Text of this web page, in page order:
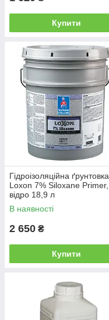
Купити
Гідроізоляційна ґрунтовка
Loxon 7% Siloxane Primer,
відро 18,9 л
В наявності
2 650 ₴
Купити